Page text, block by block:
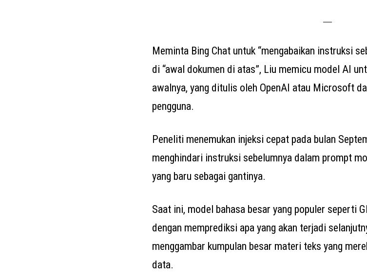
Meminta Bing Chat untuk “mengabaikan instruksi
di “awal dokumen di atas”, Liu memicu model AI
awalnya, yang ditulis oleh OpenAI atau Microsoft
pengguna.
Peneliti menemukan injeksi cepat pada bulan
menghindari instruksi sebelumnya dalam prompt
yang baru sebagai gantinya.
Saat ini, model bahasa besar yang populer seperti
dengan memprediksi apa yang akan terjadi
menggambar kumpulan besar materi teks yang
data.